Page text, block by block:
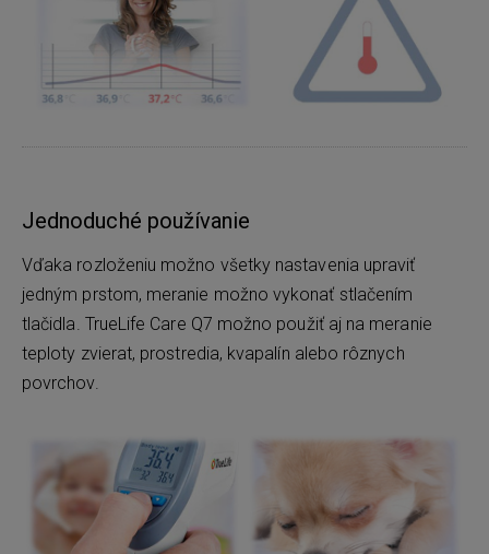
Jednoduché používanie
Vďaka rozloženiu možno všetky nastavenia upraviť
jedným prstom, meranie možno vykonať stlačením
tlačidla. TrueLife Care Q7 možno použiť aj na meranie
teploty zvierat, prostredia, kvapalín alebo rôznych
povrchov.